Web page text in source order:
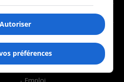
BALADOS
- Art de vivre
- Bien-être
Autoriser
préférences